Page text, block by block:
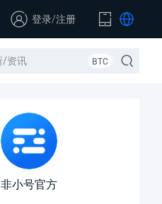
登录/注册
BTC
非小号官方